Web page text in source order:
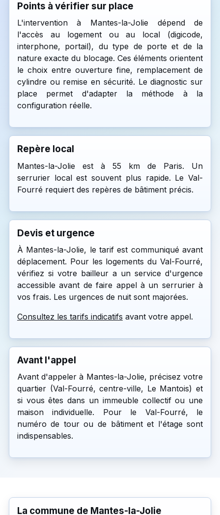
Points à vérifier sur place
L'intervention à Mantes-la-Jolie dépend de
l'accès au logement ou au local (digicode,
interphone, portail), du type de porte et de la
nature exacte du blocage. Ces éléments orientent
le choix entre ouverture fine, remplacement de
cylindre ou remise en sécurité. Le diagnostic sur
place permet d'adapter la méthode à la
configuration réelle.
Repère local
Mantes-la-Jolie est à 55 km de Paris. Un
serrurier local est souvent plus rapide. Le Val-
Fourré requiert des repères de bâtiment précis.
Devis et urgence
À Mantes-la-Jolie, le tarif est communiqué avant
déplacement. Pour les logements du Val-Fourré,
vérifiez si votre bailleur a un service d'urgence
accessible avant de faire appel à un serrurier à
vos frais. Les urgences de nuit sont majorées.
Consultez les tarifs indicatifs avant votre appel.
Avant l'appel
Avant d'appeler à Mantes-la-Jolie, précisez votre
quartier (Val-Fourré, centre-ville, Le Mantois) et
si vous êtes dans un immeuble collectif ou une
maison individuelle. Pour le Val-Fourré, le
numéro de tour ou de bâtiment et l'étage sont
indispensables.
La commune de Mantes-la-Jolie